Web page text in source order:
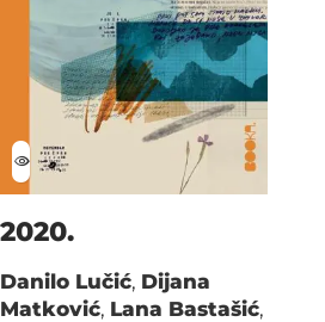
2020.
Danilo Lučić, Dijana
Matković, Lana Bastašić,